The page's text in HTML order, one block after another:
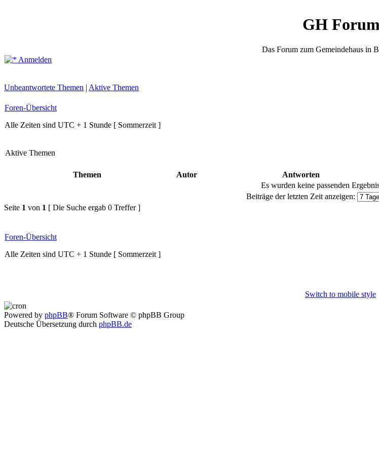
GH
Das Forum zum Gemeindehaus in
Anmelden
Unbeantwortete Themen | Aktive Themen
Foren-Übersicht
Alle Zeiten sind UTC + 1 Stunde [ Sommerzeit ]
Aktive Themen
Themen Autor Antworten
Es wurden keine passenden
Beiträge der letzten Zeit anzeigen:
Seite 1 von 1 [ Die Suche ergab 0 Treffer ]
Foren-Übersicht
Alle Zeiten sind UTC + 1 Stunde [ Sommerzeit ]
Switch to mobile style
Powered by phpBB® Forum Software © phpBB Group
Deutsche Übersetzung durch phpBB.de